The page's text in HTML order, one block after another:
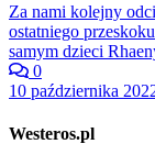
Za nami kolejny
ostatniego
samym dzieci
0
10 października
Westeros.pl